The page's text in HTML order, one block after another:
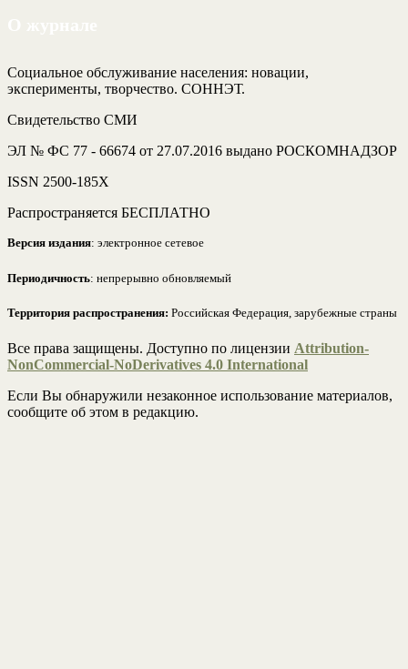
Социальное обслуживание населения: новации,
эксперименты, творчество. СОННЭТ.
Свидетельство СМИ
ЭЛ № ФС 77 - 66674 от 27.07.2016 выдано РОСКОМНАДЗОР
ISSN 2500-185Х
Распространяется БЕСПЛАТНО
Версия издания: электронное сетевое
Периодичность: непрерывно обновляемый
Территория распространения: Российская Федерация, зарубежные страны
Все права защищены. Доступно по лицензии Attribution-
NonCommercial-NoDerivatives 4.0 International
Если Вы обнаружили незаконное использование материалов,
сообщите об этом в редакцию.